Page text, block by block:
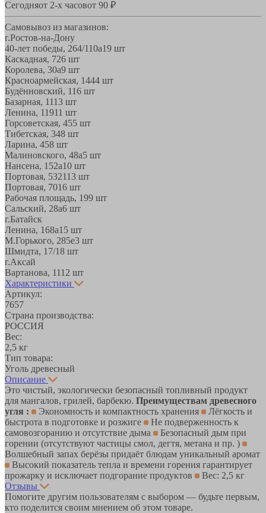
Сегодняот 2-х часовот 90 ₽
Самовывоз из магазинов:
г.Ростов-на-Дону
40-лет победы, 264/110а19 шт
Каскадная, 726 шт
Королева, 30а9 шт
Красноармейская, 1444 шт
Будённовский, 116 шт
Базарная, 1113 шт
Ленина, 11911 шт
Горсоветская, 455 шт
Тибетская, 348 шт
Ларина, 458 шт
Малиновского, 48а5 шт
Нансена, 152а10 шт
Портовая, 532113 шт
Портовая, 7016 шт
Рабочая площадь, 199 шт
Сальский, 28a6 шт
г.Батайск
Ленина, 168а15 шт
М.Горького, 285е3 шт
Шмидта, 17/18 шт
г.Аксай
Вартанова, 1112 шт
Характеристики
Артикул:
7657
Страна производства:
РОССИЯ
Вес:
2,5 кг
Тип товара:
Уголь древесный
Описание
Это чистый, экологически безопасный топливный продукт
для мангалов, грилей, барбекю. Преимуществам древесного
угля :
Экономность и компактность хранения
Лёгкость и
быстрота в подготовке и розжиге
Не подверженность к
самовозгоранию и отсутствие дыма
Безопасный дым при
горении (отсутствуют частицы смол, дегтя, метана и пр. )
Волшебный запах берёзы придаёт блюдам уникальный аромат
Высокий показатель тепла и времени горения гарантирует
прожарку и исключает подгорание продуктов
Вес: 2,5 кг
Отзывы
Помогите другим пользователям с выбором — будьте первым,
кто поделится своим мнением об этом товаре.